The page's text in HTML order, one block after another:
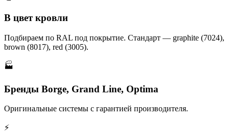
В цвет кровли
Подбираем по RAL под покрытие. Стандарт — graphite (7024),
brown (8017), red (3005).
🏭
Бренды Borge, Grand Line, Optima
Оригинальные системы с гарантией производителя.
⚡